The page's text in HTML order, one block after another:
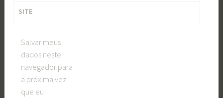
SITE
Salvar meus
dados neste
navegador para
a próxima vez
que eu